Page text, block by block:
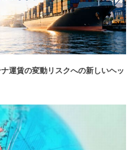
運賃の変動リスクへの新しいヘッ